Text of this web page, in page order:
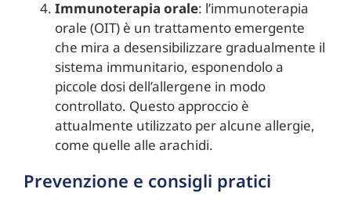
Immunoterapia orale: l’immunoterapia
orale (OIT) è un trattamento emergente
che mira a desensibilizzare gradualmente il
sistema immunitario, esponendolo a
piccole dosi dell’allergene in modo
controllato. Questo approccio è
attualmente utilizzato per alcune allergie,
come quelle alle arachidi.
Prevenzione e consigli pratici